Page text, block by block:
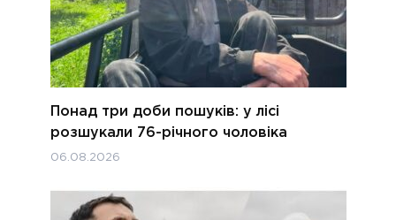
Понад три доби пошуків: у лісі
розшукали 76-річного чоловіка
06.08.2026